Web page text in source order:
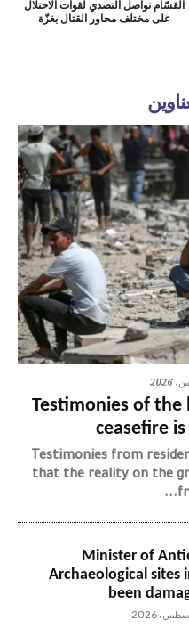
القسّام تواصل التصدي لقوات الاحتلال
على مختلف محاور القتال بغزّة
Testimonies of the
ceasefire
Testimonies from
that the reality on the
Minister of
Archaeological sites
been